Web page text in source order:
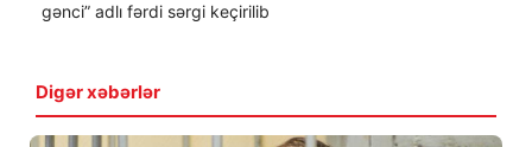
gənci” adlı fərdi sərgi keçirilib
Digər xəbərlər